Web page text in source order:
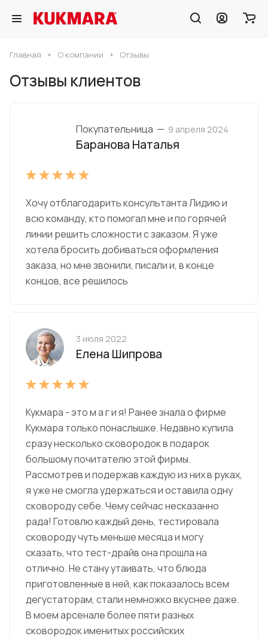
Главная О компании Отзывы
Отзывы клиентов
Покупательница — 9 апреля 2024
Баранова Наталья
Хочу отблагодарить консультанта Лидию и
всю команду, кто помогал мне и по горячей
линии решить сложности с заказом. Я уже
хотела бросить добиваться оформления
заказа, но мне звонили, писали и, в конце
концов, все решилось
3 июля 2022
Елена Шипрова
Кукмара - это м а г и я! Ранее знала о фирме
Кукмара только понаслышке. Недавно купила
сразу несколько сковородок в подарок
большому почитателю этой фирмы.
Рассмотрев и подержав каждую из них в руках,
я уже не смогла удержаться и оставила одну
сковороду себе. Чему сейчас несказанно
рада! Готовлю каждый день, тестировала
сковороду чуть меньше месяца и могу
сказать, что тест-драйв она прошла на
отлично. Не стану утаивать, что блюда
приготовленные в ней, как показалось всем
дегустаторам, стали немножко вкуснее даже.
В моем арсенале более пяти разных
сковородок именитых российских